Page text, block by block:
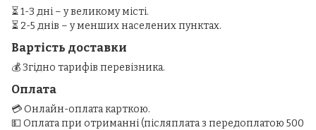
⏳ 1-3 дні – у великому місті.
⏳ 2-5 днів – у менших населених пунктах.
Вартість доставки
💰 Згідно тарифів перевізника.
Оплата
💳 Онлайн-оплата карткою.
💵 Оплата при отриманні (післяплата з передоплатою 500